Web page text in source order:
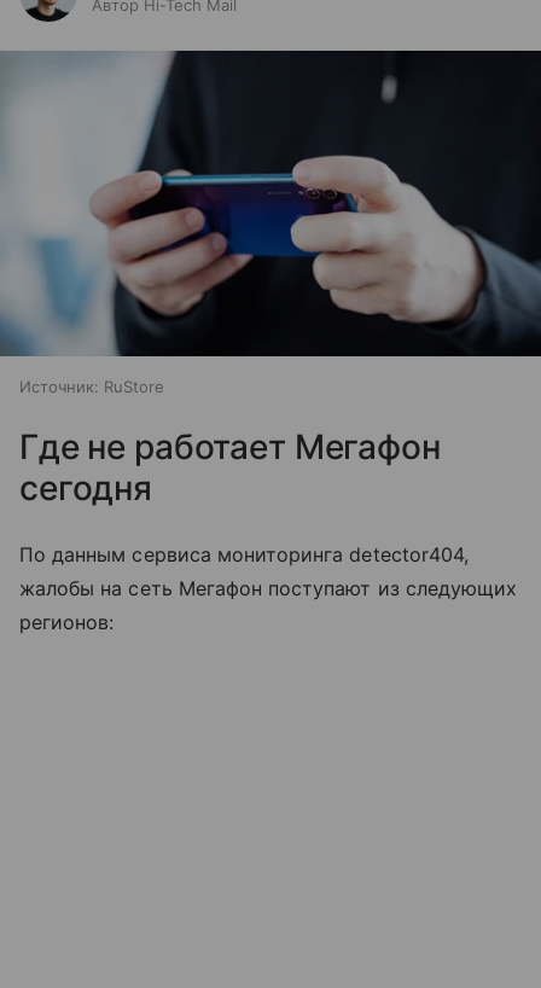
Автор Hi-Tech Mail
Источник: RuStore
Где не работает Мегафон
сегодня
По данным сервиса мониторинга detector404,
жалобы на сеть Мегафон поступают из следующих
регионов: